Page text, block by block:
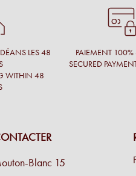
ça avant. je suis
un grand choix et
LES 48
WITHIN 48
PAIEMENT 100%
SECURED
Blanc 15